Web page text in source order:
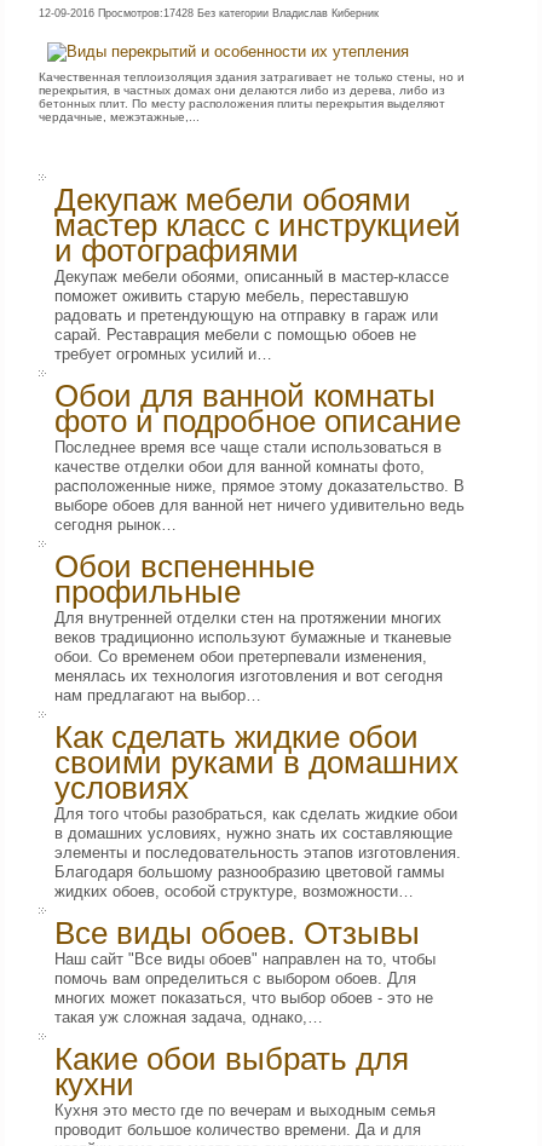
12-09-2016 Просмотров:17428 Без категории Владислав Киберник
Качественная теплоизоляция здания затрагивает не только стены, но и
перекрытия, в частных домах они делаются либо из дерева, либо из
бетонных плит. По месту расположения плиты перекрытия выделяют
чердачные, межэтажные,...
Декупаж мебели обоями
мастер класс с инструкцией
и фотографиями
Декупаж мебели обоями, описанный в мастер-классе
поможет оживить старую мебель, переставшую
радовать и претендующую на отправку в гараж или
сарай. Реставрация мебели с помощью обоев не
требует огромных усилий и…
Обои для ванной комнаты
фото и подробное описание
Последнее время все чаще стали использоваться в
качестве отделки обои для ванной комнаты фото,
расположенные ниже, прямое этому доказательство. В
выборе обоев для ванной нет ничего удивительно ведь
сегодня рынок…
Обои вспененные
профильные
Для внутренней отделки стен на протяжении многих
веков традиционно используют бумажные и тканевые
обои. Со временем обои претерпевали изменения,
менялась их технология изготовления и вот сегодня
нам предлагают на выбор…
Как сделать жидкие обои
своими руками в домашних
условиях
Для того чтобы разобраться, как сделать жидкие обои
в домашних условиях, нужно знать их составляющие
элементы и последовательность этапов изготовления.
Благодаря большому разнообразию цветовой гаммы
жидких обоев, особой структуре, возможности…
Все виды обоев. Отзывы
Наш сайт "Все виды обоев" направлен на то, чтобы
помочь вам определиться с выбором обоев. Для
многих может показаться, что выбор обоев - это не
такая уж сложная задача, однако,…
Какие обои выбрать для
кухни
Кухня это место где по вечерам и выходным семья
проводит большое количество времени. Да и для